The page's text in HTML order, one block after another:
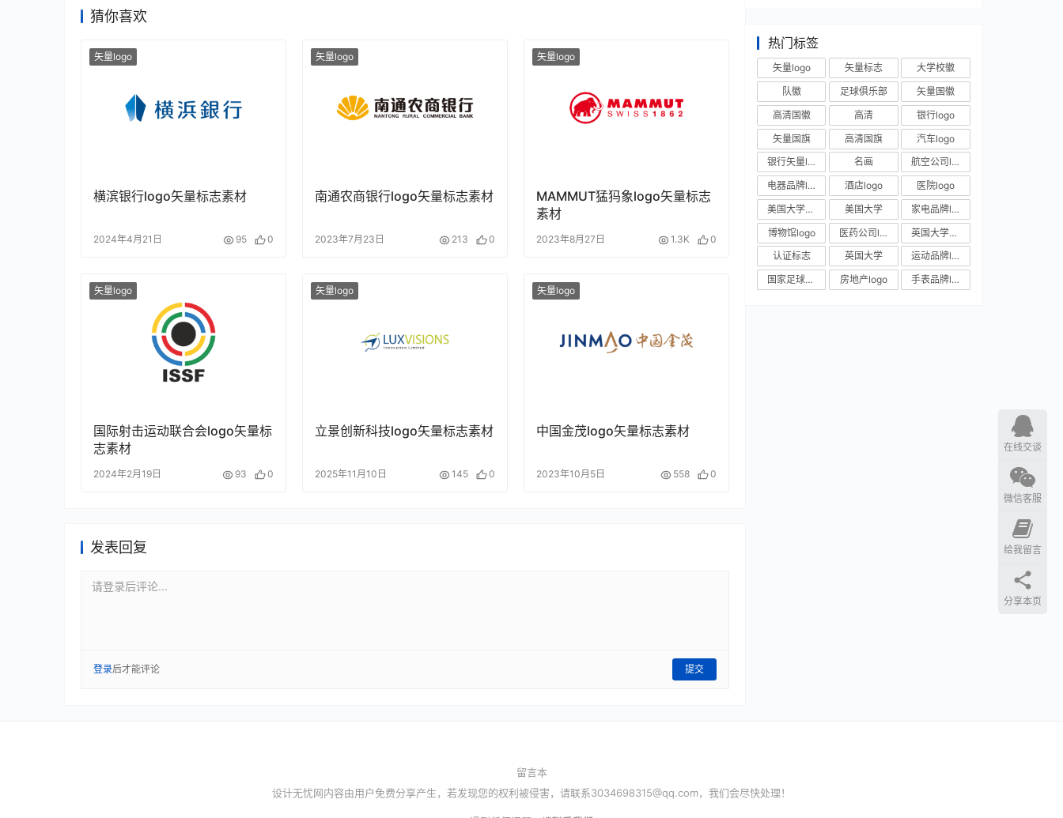
猜你喜欢
矢量logo
横滨银行logo矢量标志素材
2024年4月21日 95 0
矢量logo
南通农商银行logo矢量标志素材
2023年7月23日 213 0
矢量logo
MAMMUT猛犸象logo矢量标志
素材
2023年8月27日 1.3K 0
矢量logo
国际射击运动联合会logo矢量标
志素材
2024年2月19日 93 0
矢量logo
立景创新科技logo矢量标志素材
2025年11月10日 145 0
矢量logo
中国金茂logo矢量标志素材
2023年10月5日 558 0
发表回复
请登录后评论...
登录后才能评论 提交
热门标签
矢量logo 矢量标志
大学校徽
队徽
足球俱乐部
矢量国徽
高清国徽
高清
银行logo
矢量国旗
高清国旗
汽车logo
银行矢量logo
名画
航空公司logo
电器品牌logo
酒店logo
医院logo
美国大学校徽
美国大学
家电品牌logo
博物馆logo
医药公司logo
英国大学校徽
认证标志
英国大学
运动品牌logo
国家足球队队徽
房地产logo 手表品牌logo
留言本
设计无忧网内容由用户免费分享产生，若发现您的权利被侵害，请联系3034698315@qq.com，我们会尽快处理！
在线交谈
微信客服
给我留言
分享本页